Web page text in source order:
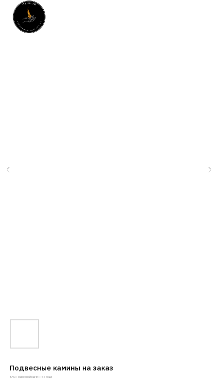
Подвесные камины на заказ
SKU: Подвесной камин на заказ